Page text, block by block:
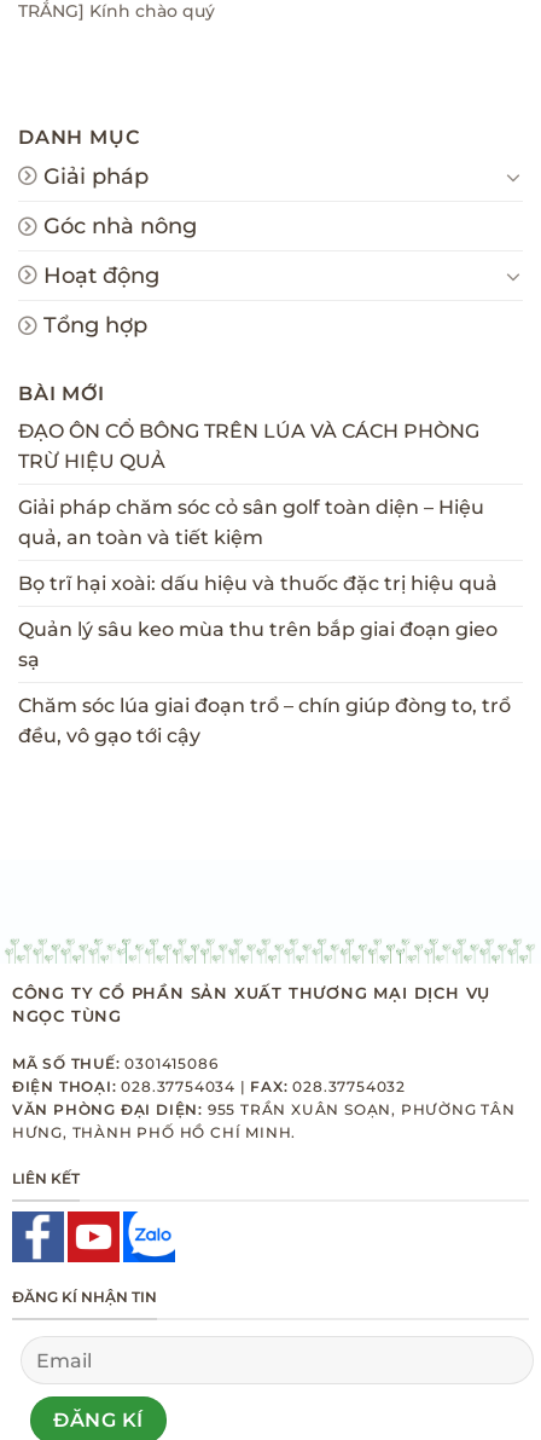
TRẮNG] Kính chào quý
DANH MỤC
Giải pháp
Góc nhà nông
Hoạt động
Tổng hợp
BÀI MỚI
ĐẠO ÔN CỔ BÔNG TRÊN LÚA VÀ CÁCH PHÒNG
TRỪ HIỆU QUẢ
Giải pháp chăm sóc cỏ sân golf toàn diện – Hiệu
quả, an toàn và tiết kiệm
Bọ trĩ hại xoài: dấu hiệu và thuốc đặc trị hiệu quả
Quản lý sâu keo mùa thu trên bắp giai đoạn gieo
sạ
Chăm sóc lúa giai đoạn trổ – chín giúp đòng to, trổ
đều, vô gạo tới cậy
CÔNG TY CỔ PHẦN SẢN XUẤT THƯƠNG MẠI DỊCH VỤ
NGỌC TÙNG
MÃ SỐ THUẾ: 0301415086
ĐIỆN THOẠI: 028.37754034 | FAX: 028.37754032
VĂN PHÒNG ĐẠI DIỆN: 955 TRẦN XUÂN SOẠN, PHƯỜNG TÂN
HƯNG, THÀNH PHỐ HỒ CHÍ MINH.
LIÊN KẾT
ĐĂNG KÍ NHẬN TIN